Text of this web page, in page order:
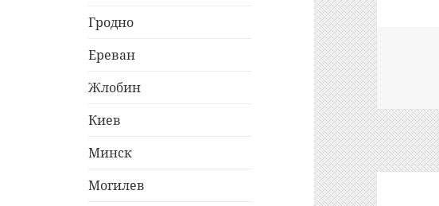
Гродно
Ереван
Жлобин
Киев
Минск
Могилев